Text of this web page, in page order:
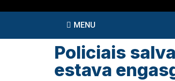
MENU
Policiais
estava